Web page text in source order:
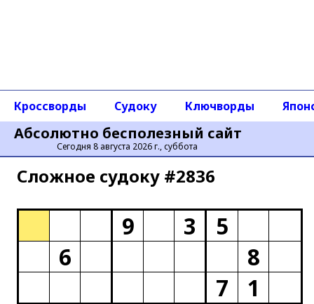
Абсолютно бесполезный сайт
Сегодня 8 августа 2026 г., суббота
Кроссворды Судоку Ключворды
Сложное cудоку #2836
9 3
5
6
8
7
1